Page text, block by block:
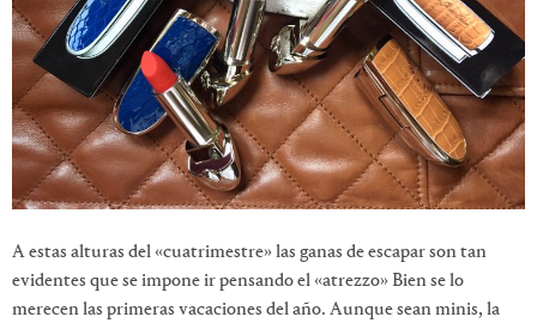
A estas alturas del «cuatrimestre» las ganas de escapar son tan
evidentes que se impone ir pensando el «atrezzo» Bien se lo
merecen las primeras vacaciones del año. Aunque sean minis, la